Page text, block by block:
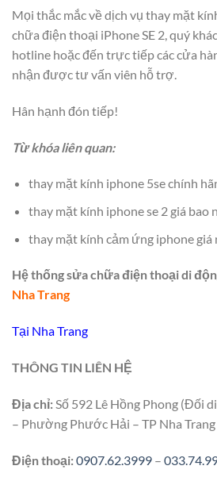
Mọi thắc mắc về dịch vụ thay mặt
chữa điện thoại iPhone SE 2, quý
hotline hoặc đến trực tiếp các cửa
nhận được tư vấn viên hỗ trợ.
Hân hạnh đón tiếp!
Từ khóa liên quan:
thay mặt kính iphone 5se chính
thay mặt kính iphone se 2 giá bao
thay mặt kính cảm ứng iphone giá
Hệ thống sửa chữa điện thoại di
Nha Trang
Tại Nha Trang
THÔNG TIN LIÊN HỆ
Địa chỉ: Số 592 Lê Hồng Phong (Đối
– Phường Phước Hải – TP Nha
Điện thoại:0907.62.3999 –